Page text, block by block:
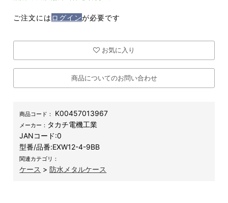
ご注文には ログインが必要です
お気に入り
商品についてのお問い合わせ
商品コード： K00457013967
メーカー： タカチ電機工業
JANコード:0
型番/品番:EXW12-4-9BB
関連カテゴリ：
ケース >防水メタルケース